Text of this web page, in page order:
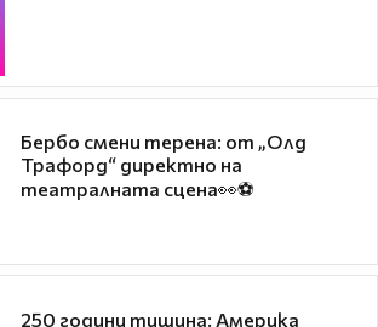
Бербо смени терена: от „Олд
Трафорд“ директно на
театралната сцена👀⚽
250 години тишина: Америка